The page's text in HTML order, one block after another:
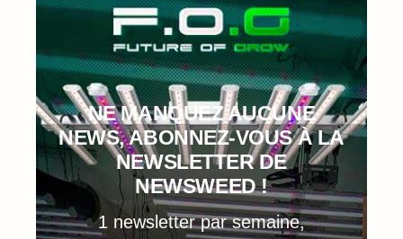
NE MANQUEZ AUCUNE
NEWS, ABONNEZ-VOUS À LA
NEWSLETTER DE
NEWSWEED !
1 newsletter par semaine,